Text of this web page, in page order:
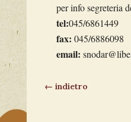
per info segreteria
tel:045/6861449
fax: 045/6886098
email:
← indietro